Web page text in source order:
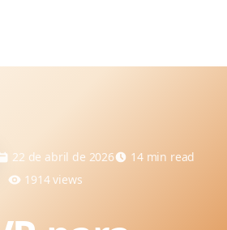
22 de abril de 2026 14min read
1914views